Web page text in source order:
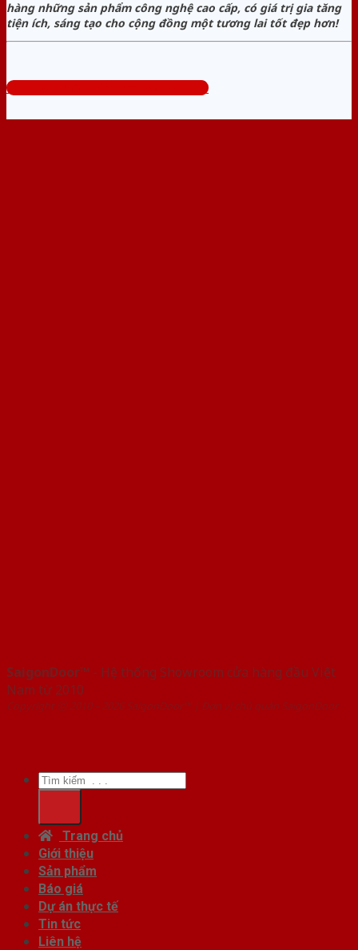
hàng những sản phẩm công nghệ cao cấp, có giá trị gia tăng
tiện ích, sáng tạo cho cộng đồng một tương lai tốt đẹp hơn!
Tổng đài tư vấn miễn phí: 0824.400.400
SaigonDoor™ - Hệ thống Showroom cửa hàng đầu Việt
Nam từ 2010
Copyright ⓒ 2010 – 2026 SaigonDoor™ | Đơn vị chủ quản SaigonDoor
Tìm
kiếm:
Trang chủ
Giới thiệu
Sản phẩm
Báo giá
Dự án thực tế
Tin tức
Liên hệ